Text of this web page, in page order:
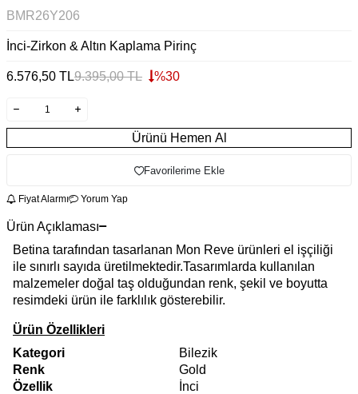
BMR26Y206
İnci-Zirkon & Altın Kaplama Pirinç
6.576,50 TL9.395,00TL %30
Ürünü Hemen Al
Favorilerime Ekle
Fiyat Alarmı Yorum Yap
Ürün Açıklaması
Betina tarafından tasarlanan Mon Reve ürünleri el işçiliği
ile sınırlı sayıda üretilmektedir.Tasarımlarda kullanılan
malzemeler doğal taş olduğundan renk, şekil ve boyutta
resimdeki ürün ile farklılık gösterebilir.
Ürün Özellikleri
Kategori
Bilezik
Renk
Gold
Özellik
İnci